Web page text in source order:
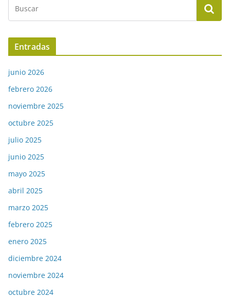
Entradas
junio 2026
febrero 2026
noviembre 2025
octubre 2025
julio 2025
junio 2025
mayo 2025
abril 2025
marzo 2025
febrero 2025
enero 2025
diciembre 2024
noviembre 2024
octubre 2024